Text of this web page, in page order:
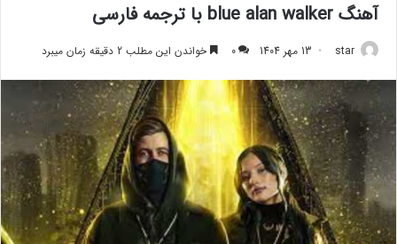
آهنگ blue alan walker با ترجمه فارسی
star 13 مهر 1404 0 خواندن این مطلب 2 دقیقه زمان میبرد